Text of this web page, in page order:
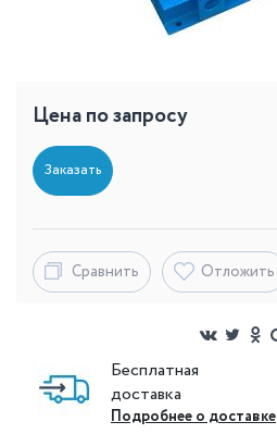
Цена по запросу
Заказать
Сравнить Отложить
Бесплатная
доставка
Подробнее о доставке